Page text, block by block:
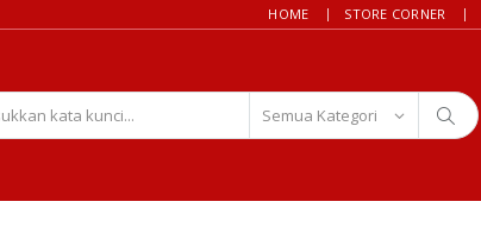
HOME STORE CORNER